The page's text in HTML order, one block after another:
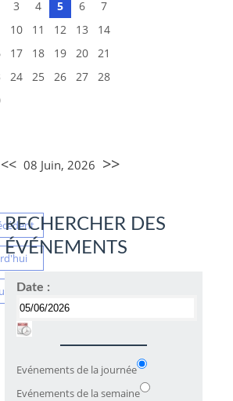
3 4 5 6
7
10 11 12 13
14
17 18 19 20
21
24 25 26 27
28
<< 08 Juin, 2026 >>
RECHERCHER DES
ÉVÉNEMENTS
Date :
Evénements de la journée
Evénements de la semaine